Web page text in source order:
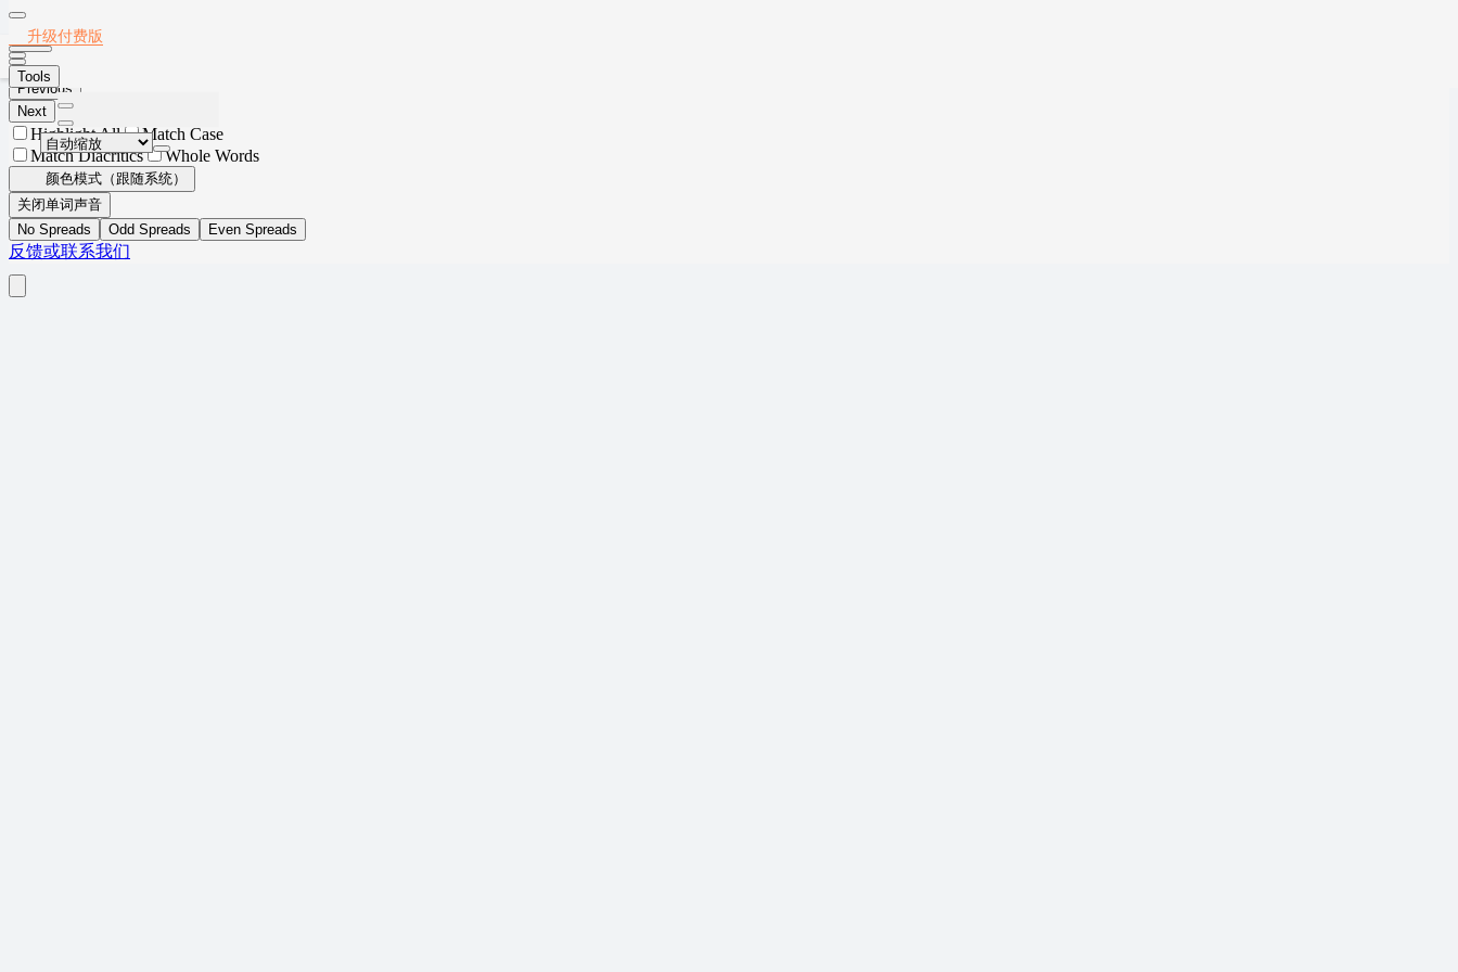
2022年12月英语六级真题(第3套)
Thumbnails
Current Outline Item
Previous
Next
Highlight All
Match Case
Match Diacritics
Whole Words
颜色模式（跟随系统）
关闭单词声音
No Spreads
Odd Spreads Even Spreads
反馈或联系我们
升级付费版
Tools